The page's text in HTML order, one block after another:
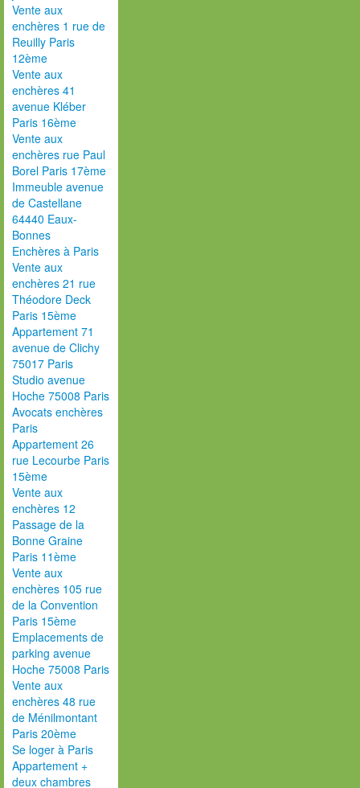
Vente aux
enchères 1 rue de
Reuilly Paris
12ème
Vente aux
enchères 41
avenue Kléber
Paris 16ème
Vente aux
enchères rue Paul
Borel Paris 17ème
Immeuble avenue
de Castellane
64440 Eaux-
Bonnes
Enchères à Paris
Vente aux
enchères 21 rue
Théodore Deck
Paris 15ème
Appartement 71
avenue de Clichy
75017 Paris
Studio avenue
Hoche 75008 Paris
Avocats enchères
Paris
Appartement 26
rue Lecourbe Paris
15ème
Vente aux
enchères 12
Passage de la
Bonne Graine
Paris 11ème
Vente aux
enchères 105 rue
de la Convention
Paris 15ème
Emplacements de
parking avenue
Hoche 75008 Paris
Vente aux
enchères 48 rue
de Ménilmontant
Paris 20ème
Se loger à Paris
Appartement +
deux chambres